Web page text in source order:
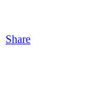
Share